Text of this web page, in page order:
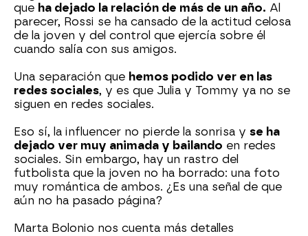
que ha dejado la relación de más de un año. Al
parecer, Rossi se ha cansado de la actitud celosa
de la joven y del control que ejercía sobre él
cuando salía con sus amigos.
Una separación que hemos podido ver en las
redes sociales, y es que Julia y Tommy ya no se
siguen en redes sociales.
Eso sí, la influencer no pierde la sonrisa y se ha
dejado ver muy animada y bailando en redes
sociales. Sin embargo, hay un rastro del
futbolista que la joven no ha borrado: una foto
muy romántica de ambos. ¿Es una señal de que
aún no ha pasado página?
Marta Bolonio nos cuenta más detalles